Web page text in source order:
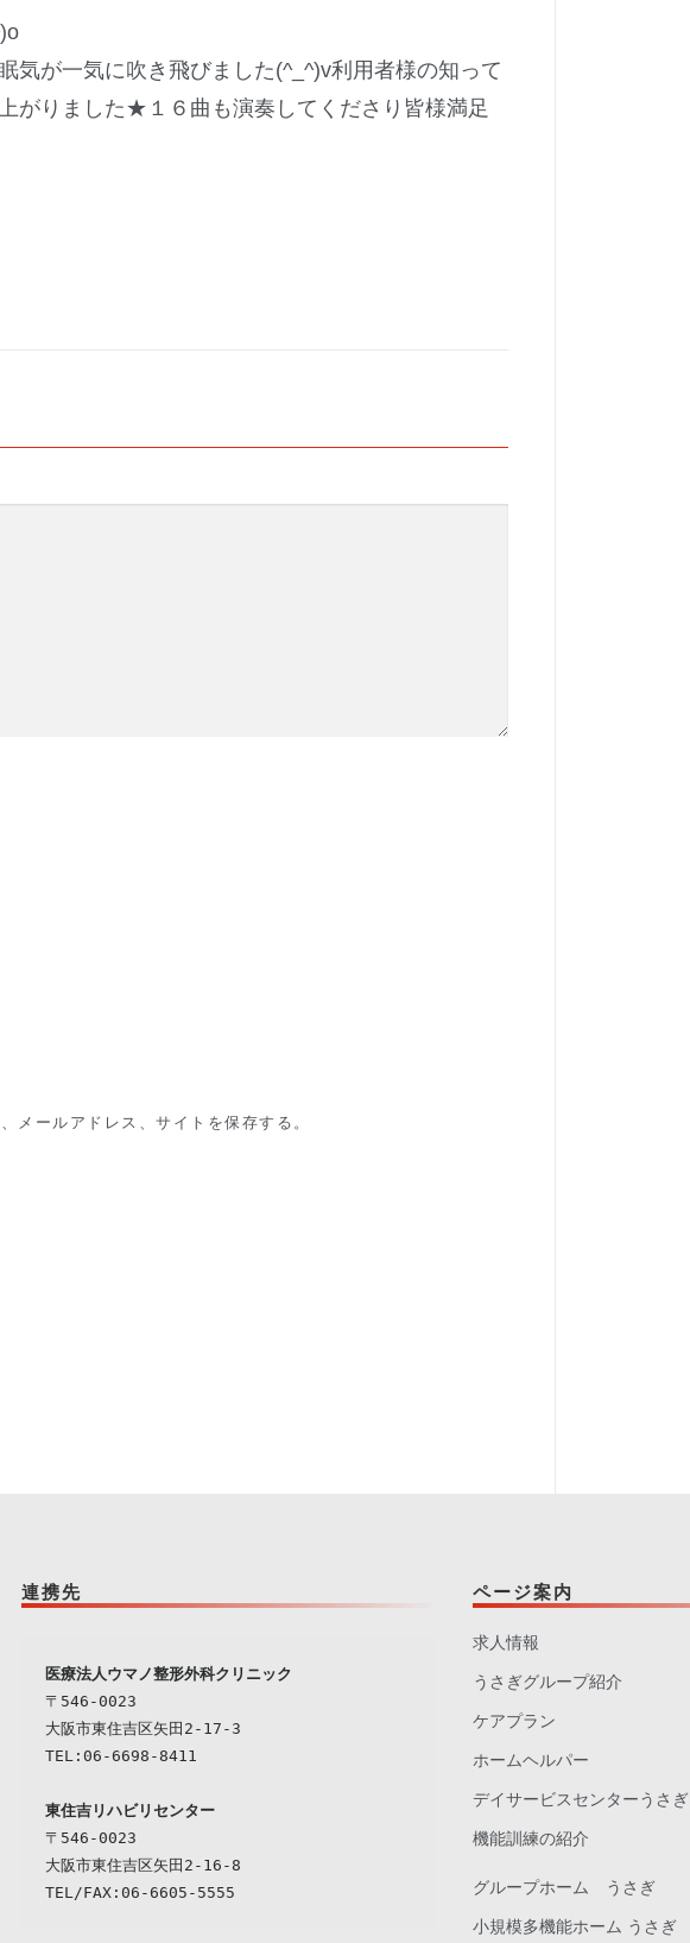
気が一気に吹き飛びました(^_^)v利用者様の知って
がりました★１６曲も演奏してくださり皆様満足
メールアドレス、サイトを保存する。
連携先
〒546-0023
大阪市東住吉区矢田2-17-3
TEL:06-6698-8411
東住吉リハビリセンター
〒546-0023
大阪市東住吉区矢田2-16-8
ページ案内
求人情報
うさぎグループ紹介
ケアプラン
ホームヘルパー
デイサービスセンターうさぎ
機能訓練の紹介
グループホーム うさぎ
小規模多機能ホーム うさぎ